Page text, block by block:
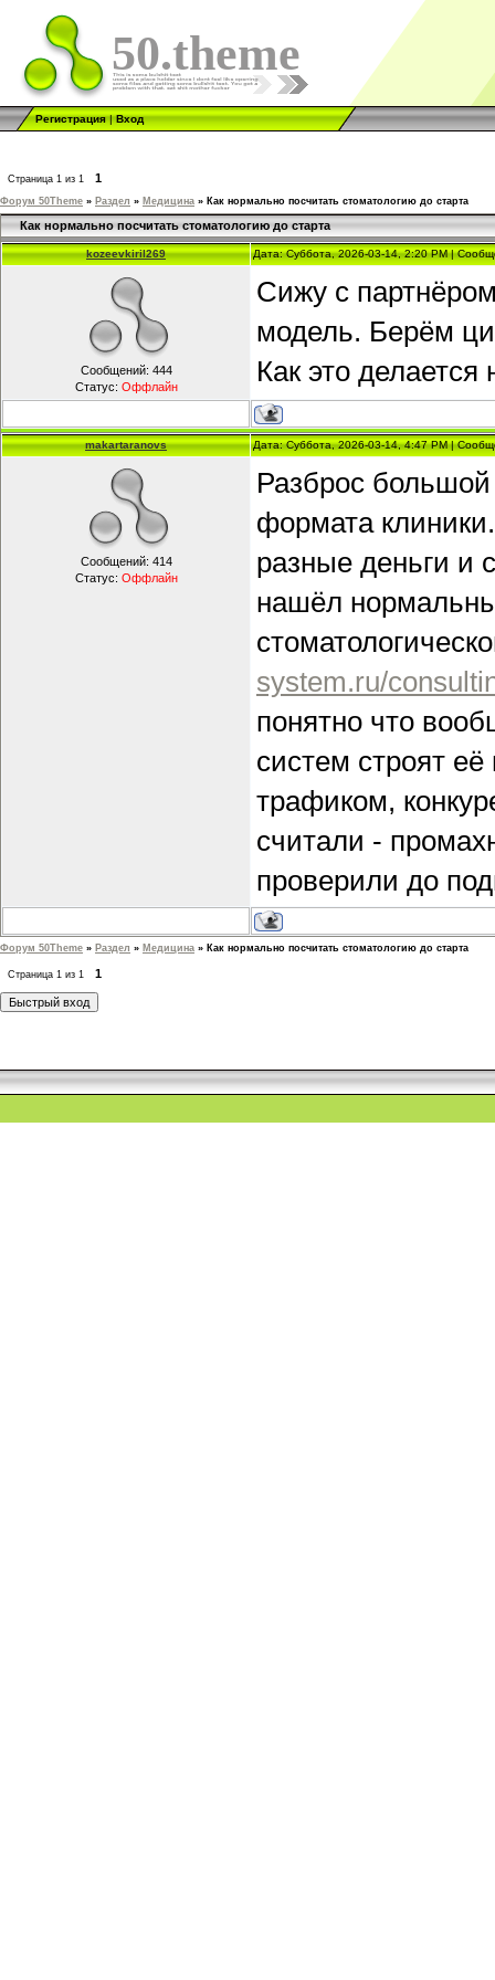
50.theme
Регистрация|Вход
Страница 1 из 1 1
Форум 50Theme » Раздел » Медицина » Как нормально посчитать стоматологию до старта
Как нормально посчитать стоматологию до старта
kozeevkiril269 Дата: Суббота, 2026-03-14, 2:20 PM |
Сообщений: 444
Статус: Оффлайн
Сижу с
модель. Берём
Как это
makartaranovs Дата: Суббота, 2026-03-14, 4:47 PM |
Сообщений: 414
Статус: Оффлайн
Разброс большой
формата
разные деньги и
нашёл
system.ru/
понятно что
систем строят
трафиком,
считали -
проверили до
Форум 50Theme » Раздел » Медицина » Как нормально посчитать стоматологию до старта
Страница 1 из 1 1